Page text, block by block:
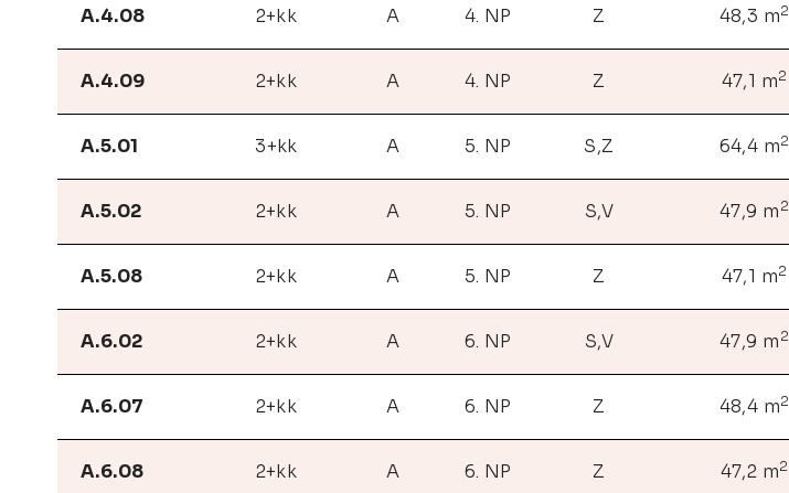
A.4.08 2+kk A 4. NP Z 48,3 m2
A.4.09 2+kk A 4. NP Z 47,1 m2
A.5.01 3+kk A 5. NP S,Z 64,4 m2
A.5.02 2+kk A 5. NP S,V 47,9 m 2
A.5.08 2+kk A 5. NP Z 47,1 m2
A.6.02 2+kk A 6. NP S,V 47,9 m 2
A.6.07 2+kk A 6. NP Z 48,4 m2
A.6.08 2+kk A 6. NP Z 47,2 m2